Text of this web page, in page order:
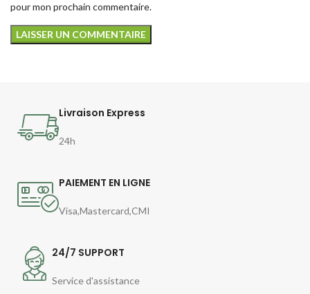
pour mon prochain commentaire.
Livraison Express
24h
PAIEMENT EN LIGNE
Visa,Mastercard,CMI
24/7 SUPPORT
Service d'assistance